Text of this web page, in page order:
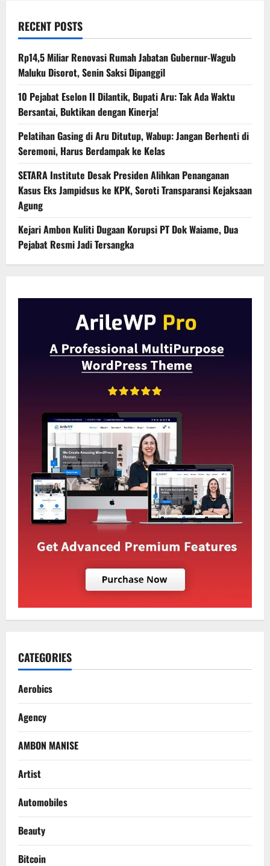
RECENT POSTS
Rp14,5 Miliar Renovasi Rumah Jabatan Gubernur-Wagub
Maluku Disorot, Senin Saksi Dipanggil
10 Pejabat Eselon II Dilantik, Bupati Aru: Tak Ada Waktu
Bersantai, Buktikan dengan Kinerja!
Pelatihan Gasing di Aru Ditutup, Wabup: Jangan Berhenti di
Seremoni, Harus Berdampak ke Kelas
SETARA Institute Desak Presiden Alihkan Penanganan
Kasus Eks Jampidsus ke KPK, Soroti Transparansi Kejaksaan
Agung
Kejari Ambon Kuliti Dugaan Korupsi PT Dok Waiame, Dua
Pejabat Resmi Jadi Tersangka
CATEGORIES
Aerobics
Agency
AMBON MANISE
Artist
Automobiles
Beauty
Bitcoin